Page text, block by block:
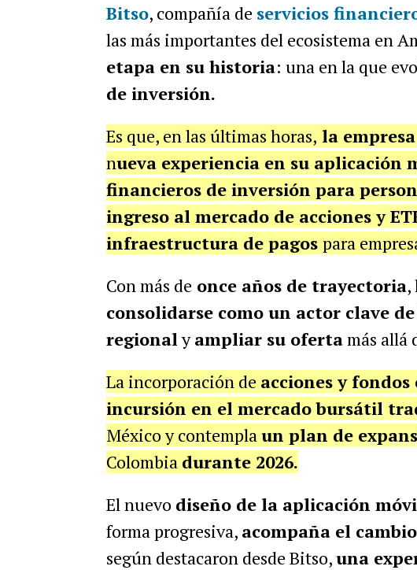
Bitso, compañía de servicios
las más importantes del ecosistema en
etapa en su historia: una en la que
de inversión.
Es que, en las últimas horas, la
nueva experiencia en su aplicación
financieros de inversión para
ingreso al mercado de acciones y
infraestructura de pagos para
Con más de once años de trayectoria,
consolidarse como un actor clave
regionalyampliar su ofertamás allá
La incorporación de acciones y fondos
incursión en el mercado bursátil
México y contemplaun plan de
Colombia durante 2026.
El nuevo diseño de la aplicación
forma progresiva, acompaña el
según destacaron desde Bitso,una